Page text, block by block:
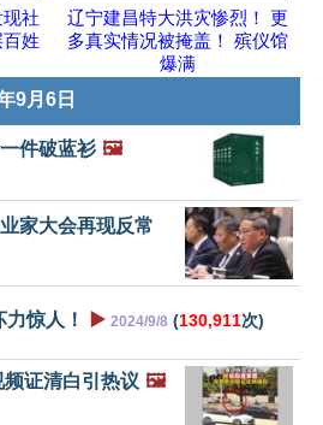
社
姓
辽宁建昌特大洪灾惨烈！ 更
多真实情况被掩盖！ 殡仪馆
爆满
9月6日
件破蓝衫 🖼️
家大会再现反常
惊人！ ▶️ 2024/9/8 (130,911次)
证清白引热议 🖼️